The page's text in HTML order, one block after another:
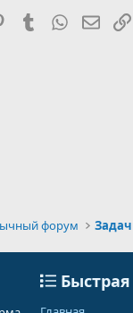
PinterestTumblrWhatsApp
форум